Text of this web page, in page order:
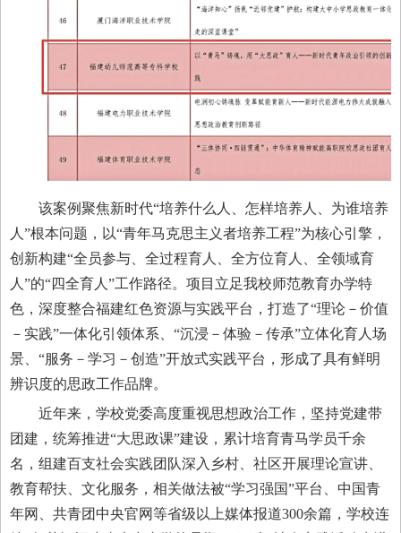
该案例聚焦新时代“培养什么人、怎样培养人、为谁培养
人”根本问题，以“青年马克思主义者培养工程”为核心引擎，
创新构建“全员参与、全过程育人、全方位育人、全领域育
人”的“四全育人”工作路径。项目立足我校师范教育办学特
色，深度整合福建红色资源与实践平台，打造了“理论 － 价值
－ 实践”一体化引领体系、“沉浸 － 体验 － 传承”立体化育人场
景、“服务 － 学习 － 创造”开放式实践平台，形成了具有鲜明
辨识度的思政工作品牌。
近年来，学校党委高度重视思想政治工作，坚持党建带
团建，统筹推进“大思政课”建设，累计培育青马学员千余
名，组建百支社会实践团队深入乡村、社区开展理论宣讲、
教育帮扶、文化服务，相关做法被“学习强国”平台、中国青
年网、共青团中央官网等省级以上媒体报道300余篇，学校连